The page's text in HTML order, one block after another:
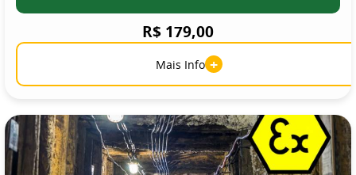
R$ 179,00
Mais Info +